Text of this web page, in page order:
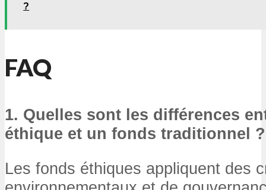
?
FAQ
1. Quelles sont les différences
éthique et un fonds traditionnel ?
Les fonds éthiques appliquent des